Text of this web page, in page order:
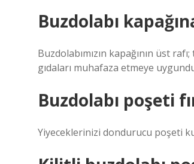
Buzdolabı
Buzdolabımızın kapağının üst
gıdaları muhafaza etmeye
Buzdolabı poşeti
Yiyeceklerinizi dondurucu poşeti